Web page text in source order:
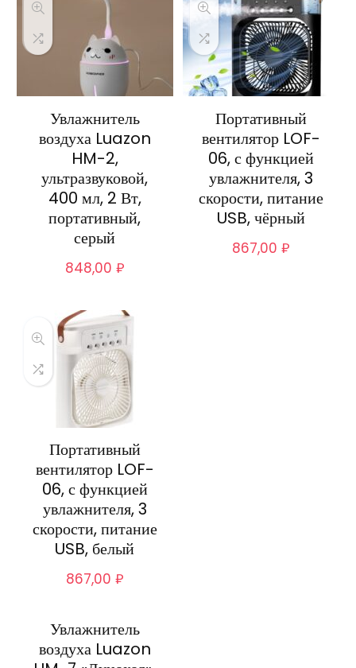
Увлажнитель
воздуха Luazon
HM-2,
ультразвуковой,
400 мл, 2 Вт,
портативный,
серый
848,00 ₽
Портативный
вентилятор LOF-
06, с функцией
увлажнителя, 3
скорости, питание
USB, чёрный
867,00 ₽
Портативный
вентилятор LOF-
06, с функцией
увлажнителя, 3
скорости, питание
USB, белый
867,00 ₽
Увлажнитель
воздуха Luazon